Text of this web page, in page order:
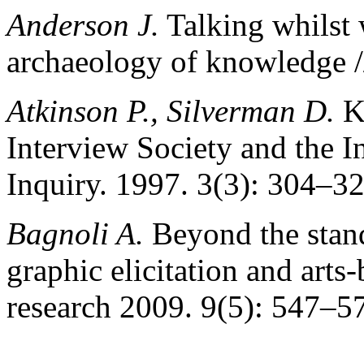
Anderson J. Talking whilst
archaeology of knowledge
Atkinson P., Silverman D.
Interview Society and the
Inquiry. 1997. 3(3):
Bagnoli A. Beyond the
graphic elicitation and
research 2009. 9(5):